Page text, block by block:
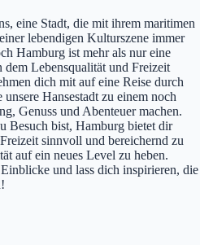
eine Stadt, die mit ihrem maritimen
lebendigen Kulturszene immer
Hamburg ist mehr als nur eine
dem Lebensqualität und Freizeit
dich mit auf eine Reise durch
Hansestadt zu einem noch
Genuss und Abenteuer machen.
Besuch bist, Hamburg bietet dir
sinnvoll und bereichernd zu
auf ein neues Level zu heben.
und lass dich inspirieren, die